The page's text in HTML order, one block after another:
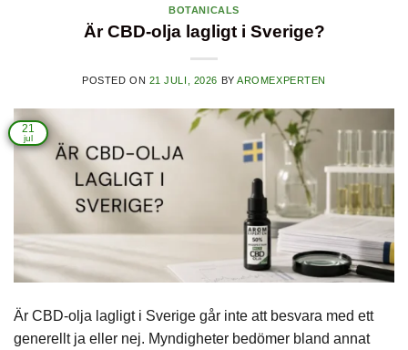
BOTANICALS
Är CBD-olja lagligt i Sverige?
POSTED ON 21 JULI, 2026 BYAROMEXPERTEN
21
jul
Är CBD-olja lagligt i Sverige går inte att besvara med ett
generellt ja eller nej. Myndigheter bedömer bland annat